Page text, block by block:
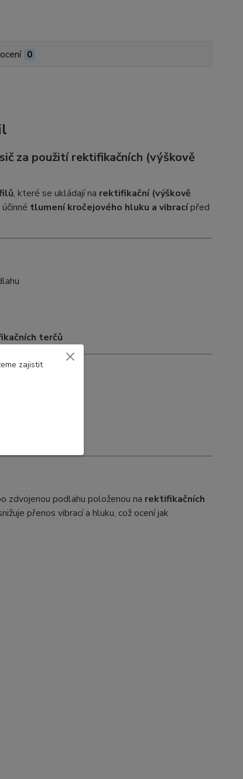
0
za použití rektifikačních (výškově
, které se ukládají na rektifikační (výškově
tlumení kročejového hluku a vibracípřed
terčů
zdvojenou podlahu položenou na rektifikačních
přenos vibrací a hluku, což ocení jak
zajistit